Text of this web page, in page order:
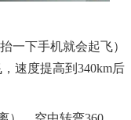
一下手机就会起飞）
速度提高到340km后